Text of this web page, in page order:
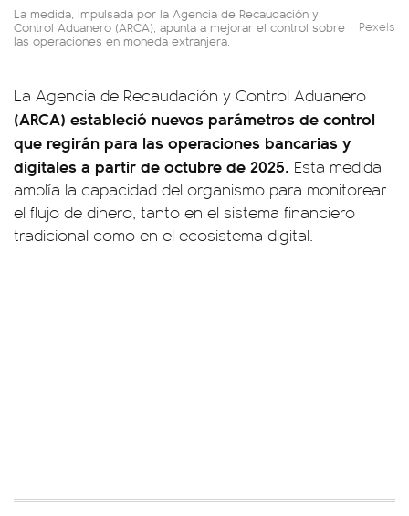
La medida, impulsada por la Agencia de Recaudación y
Control Aduanero (ARCA), apunta a mejorar el control sobre
las operaciones en moneda extranjera.
Pexels
La Agencia de Recaudación y Control Aduanero
(ARCA) estableció nuevos parámetros de control
que regirán para las operaciones bancarias y
digitales a partir de octubre de 2025. Esta medida
amplía la capacidad del organismo para monitorear
el flujo de dinero, tanto en el sistema financiero
tradicional como en el ecosistema digital.